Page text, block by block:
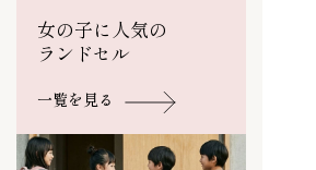
女の子に人気の
ランドセル
一覧を見る